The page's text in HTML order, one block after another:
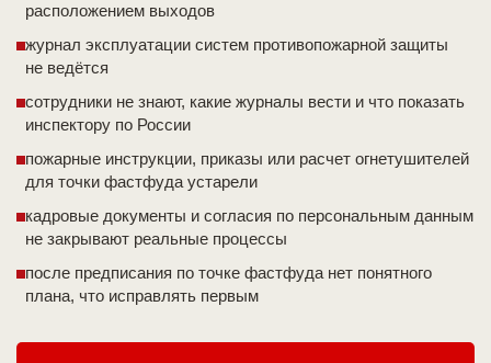
расположением выходов
журнал эксплуатации систем противопожарной защиты
не ведётся
сотрудники не знают, какие журналы вести и что показать
инспектору по России
пожарные инструкции, приказы или расчет огнетушителей
для точки фастфуда устарели
кадровые документы и согласия по персональным данным
не закрывают реальные процессы
после предписания по точке фастфуда нет понятного
плана, что исправлять первым